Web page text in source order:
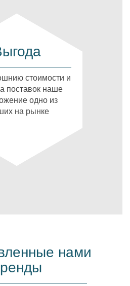
стоимости и
поставок наше
одно из
на рынке
нами